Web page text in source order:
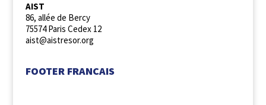
AIST
86, allée de Bercy
75574 Paris Cedex 12
aist@aistresor.org
FOOTER FRANCAIS